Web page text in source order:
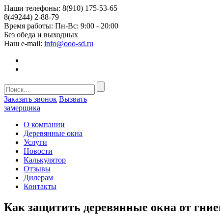
Наши телефоны: 8(910) 175-53-65
8(49244) 2-88-79
Время работы: Пн-Вс: 9:00 - 20:00
Без обеда и выходных
Наш e-mail: info@ooo-sd.ru
Заказать звонок Вызвать
замерщика
О компании
Деревянные окна
Услуги
Новости
Калькулятор
Отзывы
Дилерам
Контакты
Как защитить деревянные окна от